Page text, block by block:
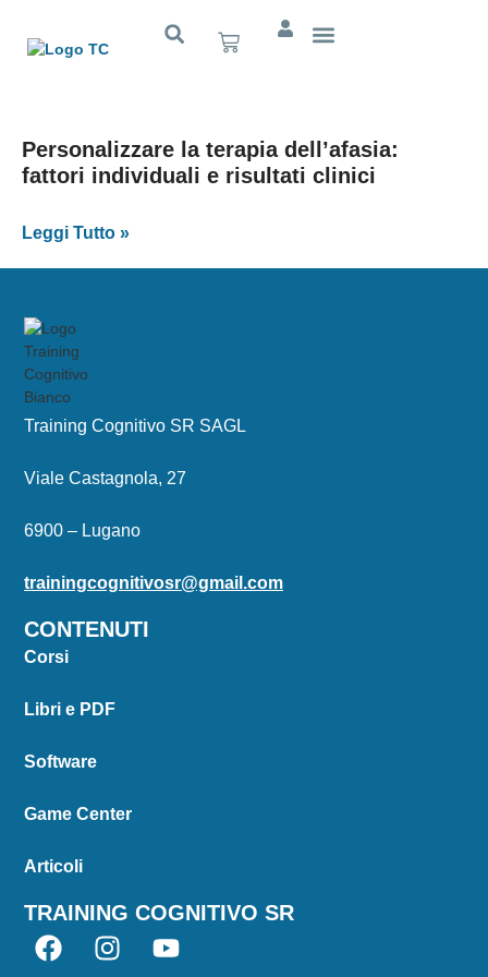
Personalizzare la terapia dell’afasia:
fattori individuali e risultati clinici
Leggi Tutto »
Training Cognitivo SR SAGL
Viale Castagnola, 27
6900 – Lugano
trainingcognitivosr@gmail.com
CONTENUTI
Corsi
Libri e PDF
Software
Game Center
Articoli
TRAINING COGNITIVO SR